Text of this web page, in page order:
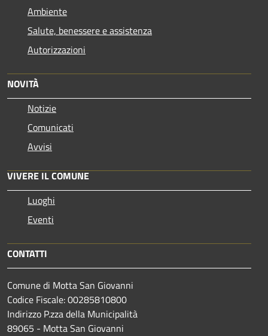
Ambiente
Salute, benessere e assistenza
Autorizzazioni
NOVITÀ
Notizie
Comunicati
Avvisi
VIVERE IL COMUNE
Luoghi
Eventi
CONTATTI
Comune di Motta San Giovanni
Codice Fiscale: 00285810800
Indirizzo P.zza della Municipalità
89065 - Motta San Giovanni